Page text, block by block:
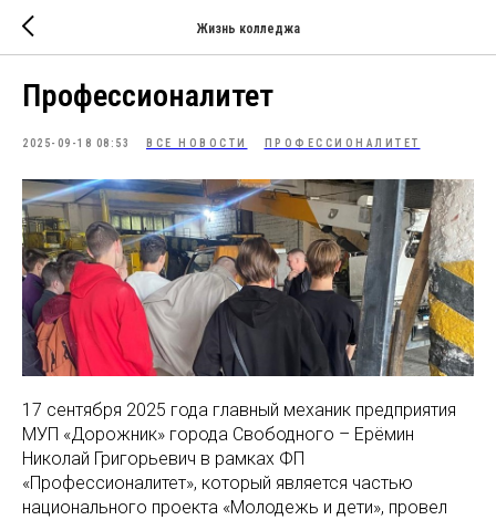
Жизнь колледжа
Профессионалитет
2025-09-18 08:53 ВСЕ НОВОСТИ ПРОФЕССИОНАЛИТЕТ
17 сентября 2025 года главный механик предприятия
МУП «Дорожник» города Свободного – Ерёмин
Николай Григорьевич в рамках ФП
«Профессионалитет», который является частью
национального проекта «Молодежь и дети», провел